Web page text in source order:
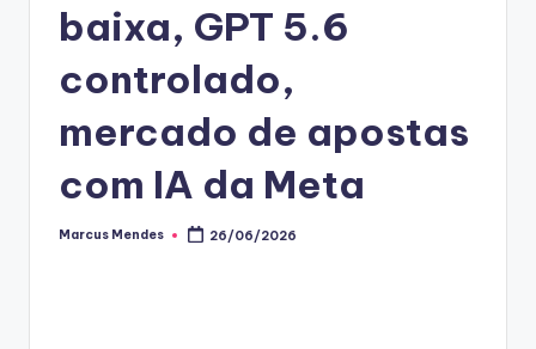
baixa, GPT 5.6
controlado,
mercado de apostas
com IA da Meta
Posted
Marcus Mendes 26/06/2026